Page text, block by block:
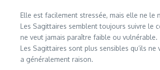
Elle est facilement stressée, mais elle ne le
Les Sagittaires semblent toujours suivre le
ne veut jamais paraître faible ou vulnérable.
Les Sagittaires sont plus sensibles qu’ils
a généralement raison.